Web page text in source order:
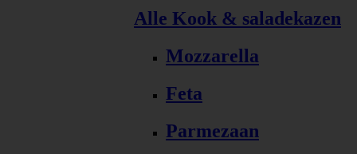
Alle Kook & saladekazen
Mozzarella
Feta
Parmezaan